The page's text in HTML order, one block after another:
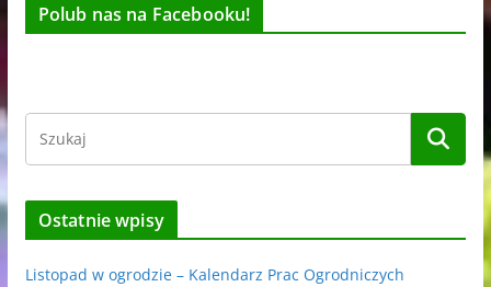
Polub nas na Facebooku!
Ostatnie wpisy
Listopad w ogrodzie – Kalendarz Prac Ogrodniczych